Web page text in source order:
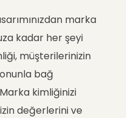
marka
kadar her şeyi
müşterilerinizin
bağ
kimliğinizi
değerlerini ve